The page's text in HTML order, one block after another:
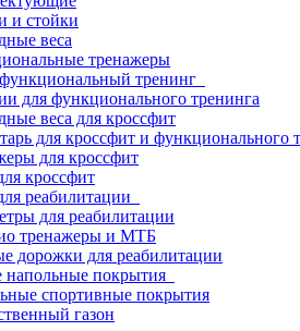
и стойки
веса
тренажеры
тренинг
для функционального тренинга
веса для кроссфит
для кроссфит и функционального
для кроссфит
кроссфит
реабилитации
для реабилитации
тренажеры и МТБ
дорожки для реабилитации
покрытия
спортивные покрытия
газон